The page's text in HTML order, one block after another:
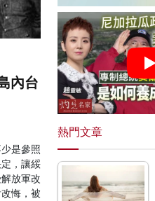
內台
是參照
，讓綏
放軍改
悔，被
熱門文章